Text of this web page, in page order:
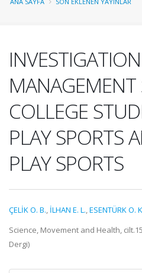
MANAGEMENT
COLLEGE
PLAY SPORTS
PLAY SPORTS
ÇELİK O. B., İLHAN E. L.,ESENTÜRK O.
Science, Movement and Health,
Dergi)